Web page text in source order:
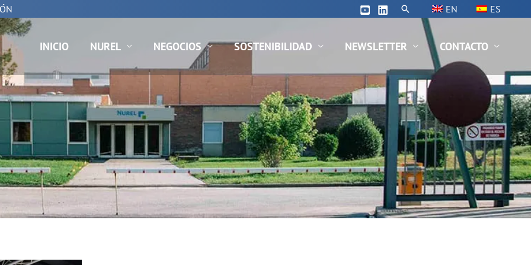
Buscar EN ES
INICIO NUREL NEGOCIOS SOSTENIBILIDAD NEWSLETTER CONTACTO